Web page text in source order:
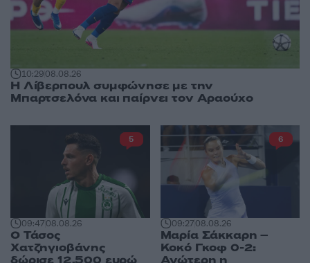
10:2908.08.26
Η Λίβερπουλ συμφώνησε με την
Μπαρτσελόνα και παίρνει τον Αραούχο
09:4708.08.26
Ο Τάσος
Χατζηγιοβάνης
5
09:2708.08.26
Μαρία Σάκκαρη –
Κοκό Γκοφ 0-2:
6